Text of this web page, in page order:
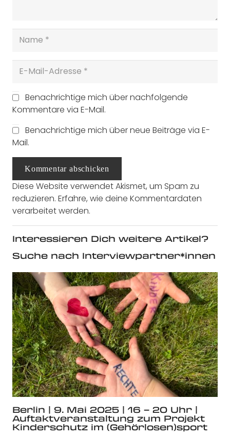
Benachrichtige mich über nachfolgende
Kommentare via E-Mail.
Benachrichtige mich über neue Beiträge via E-
Mail.
Kommentar abschicken
Diese Website verwendet Akismet, um Spam zu
reduzieren. Erfahre, wie deine Kommentardaten
verarbeitet werden.
Interessieren Dich weitere Artikel?
Suche nach Interviewpartner*innen
Berlin | 9. Mai 2025 | 16 – 20 Uhr |
Auftaktveranstaltung zum Projekt
Kinderschutz im (Gehörlosen)sport